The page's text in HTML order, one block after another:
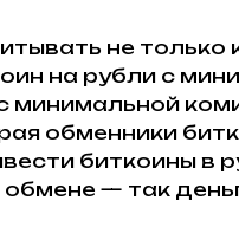
не только
на рубли с
минимальной
обменники
биткоины в
— так